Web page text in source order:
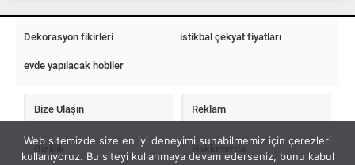
Dekorasyon fikirleri istikbal çekyat fiyatları
evde yapılacak hobiler
Bize Ulaşın Reklam
Gizlilik Hakkımızda
Web sitemizde size en iyi deneyimi sunabilmemiz için çerezleri
kullanıyoruz. Bu siteyi kullanmaya devam ederseniz, bunu kabul